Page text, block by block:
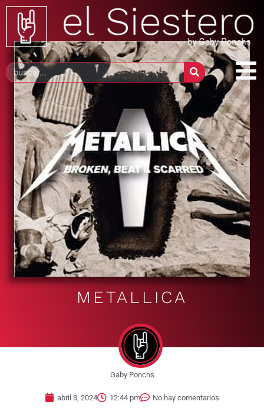
METALLICA
Gaby Ponchs
abril 3, 2024 12:44 pm No hay comentarios